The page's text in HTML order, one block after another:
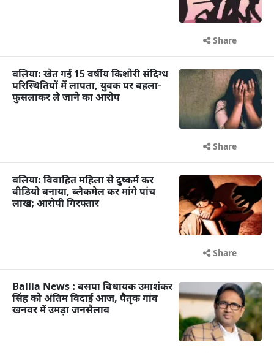
Share
बलिया: खेत गई 15 वर्षीय किशोरी संदिग्ध
परिस्थितियों में लापता, युवक पर बहला-
फुसलाकर ले जाने का आरोप
Share
बलिया: विवाहित महिला से दुष्कर्म कर
वीडियो बनाया, ब्लैकमेल कर मांगे पांच
लाख; आरोपी गिरफ्तार
Share
Ballia News : बसपा विधायक उमाशंकर
सिंह को अंतिम विदाई आज, पैतृक गांव
खनवर में उमड़ा जनसैलाब